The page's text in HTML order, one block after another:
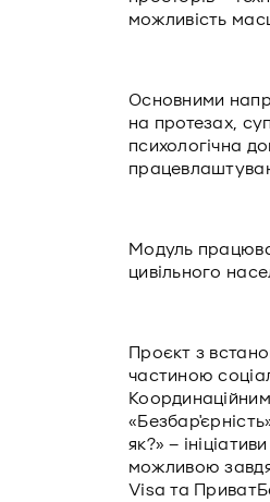
можливість
Основними
на протезах,
психологічна
Модуль
цивільного
Проєкт з
частиною
як?» –
можливою
Visa та